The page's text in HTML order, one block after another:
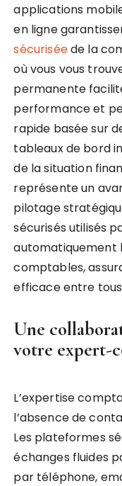
applications
en ligne
sécuriséede la
où vous vous
permanente
performance et
rapide basée sur
tableaux de bord
de la situation
représente un
pilotage
sécurisés utilisés
automatiquement
comptables,
efficace entre
Une
votre expert-
L’expertise
l’absence de
Les plateformes
échanges fluides
par téléphone,